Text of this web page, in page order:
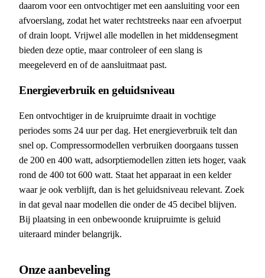
daarom voor een ontvochtiger met een aansluiting voor een
afvoerslang, zodat het water rechtstreeks naar een afvoerput
of drain loopt. Vrijwel alle modellen in het middensegment
bieden deze optie, maar controleer of een slang is
meegeleverd en of de aansluitmaat past.
Energieverbruik en geluidsniveau
Een ontvochtiger in de kruipruimte draait in vochtige
periodes soms 24 uur per dag. Het energieverbruik telt dan
snel op. Compressormodellen verbruiken doorgaans tussen
de 200 en 400 watt, adsorptiemodellen zitten iets hoger, vaak
rond de 400 tot 600 watt. Staat het apparaat in een kelder
waar je ook verblijft, dan is het geluidsniveau relevant. Zoek
in dat geval naar modellen die onder de 45 decibel blijven.
Bij plaatsing in een onbewoonde kruipruimte is geluid
uiteraard minder belangrijk.
Onze aanbeveling